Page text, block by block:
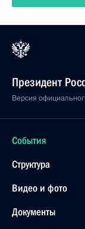
Президент
Версия
События
Структура
Видео и фото
Документы